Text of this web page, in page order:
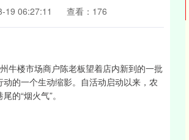
19 06:27:11 查看：176
牛楼市场商户陈老板望着店内新到的一批
的一个生动缩影。自活动启动以来，农
的“烟火气”。